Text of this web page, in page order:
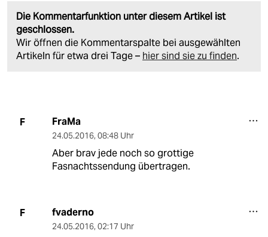
Die Kommentarfunktion unter diesem Artikel ist
geschlossen.
Wir öffnen die Kommentarspalte bei ausgewählten
Artikeln für etwa drei Tage – hier sind sie zu finden.
F FraMa
24.05.2016, 08:48 Uhr
Aber brav jede noch so grottige
Fasnachtssendung übertragen.
F fvaderno
24.05.2016, 02:17 Uhr